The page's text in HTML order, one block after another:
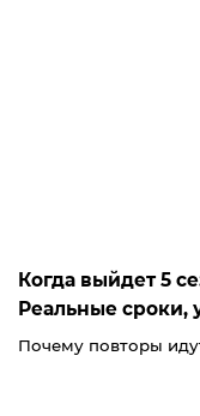
Когда выйдет 5
Реальные сроки,
Почему повторы